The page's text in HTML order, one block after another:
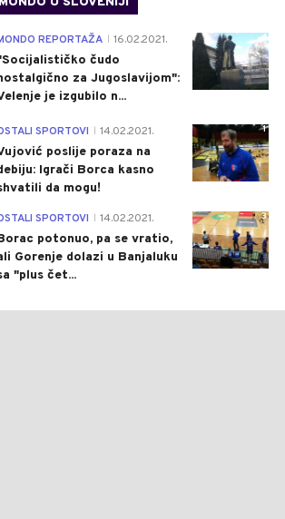
4
REPORTAŽA 16.02.2021.
čudo
za Jugoslavijom":
je izgubilo n...
1
SPORTOVI 14.02.2021.
poslije poraza na
Igrači Borca kasno
da mogu!
3
SPORTOVI 14.02.2021.
potonuo, pa se vratio,
Gorenje dolazi u Banjaluku
"plus čet...